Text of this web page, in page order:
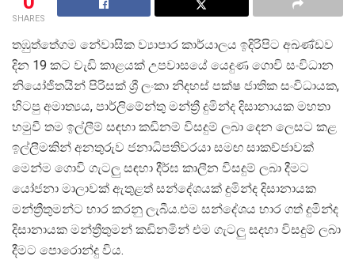
SHARES
තඹුත්තේගම නේවාසික ව්‍යාපාර කාර්යාලය ඉදිරිපිට අඛණ්ඩව
දින 19 කට වැඩි කාළයක් උපවාසයේ යෙදුණ ගොවි සංවිධාන
නියෝජිතයින් පිරිසක් ශ්‍රී ලංකා නිදහස් පක්ෂ ජාතික සංවිධායක,
හිටපු අමාත්‍යය, පාර්ලිමේන්තු මන්ත්‍රී දුමින්ද දිසානායක මහතා
හමුවී තම ඉල්ලීම් සඳහා කඩිනම් විසදුම් ලබා දෙන ලෙසට කළ
ඉල්ලීමකින් අනතුරුව ජනාධිපතිවරයා සමඟ සාකච්ජාවක්
මෙන්ම ගොවි ගැටලු සඳහා දීර්ඝ කාලීන විසදුම් ලබා දීමට
යෝජනා මාලාවක් ඇතුළත් සන්දේශයක් දුමින්ද දිසානායක
මන්ත්‍රීතුමන්ට භාර කරනු ලැබීය.එම සන්දේශය භාර ගත් දුමින්ද
දිසානායක මන්ත්‍රීතුමන් කඩිනමින් එම ගැටලු සදහා විසදුම් ලබා
දීමට පොරොන්දු විය.